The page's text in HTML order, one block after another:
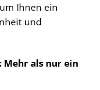
Ihnen ein
und
Mehr als nur ein